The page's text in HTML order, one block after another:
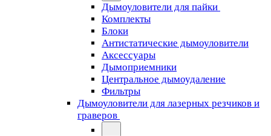
Дымоуловители для пайки
Комплекты
Блоки
Антистатические дымоуловители
Аксессуары
Дымоприемники
Центральное дымоудаление
Фильтры
Дымоуловители для лазерных резчиков и
граверов